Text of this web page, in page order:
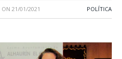
ON 21/01/2021 POLÍTICA